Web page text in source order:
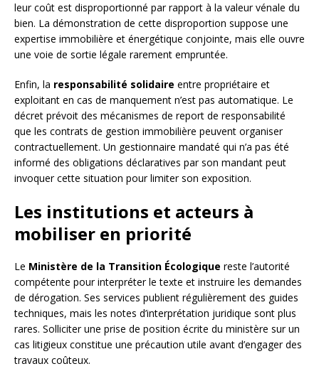
leur coût est disproportionné par rapport à la valeur vénale du
bien. La démonstration de cette disproportion suppose une
expertise immobilière et énergétique conjointe, mais elle ouvre
une voie de sortie légale rarement empruntée.
Enfin, la responsabilité solidaire entre propriétaire et
exploitant en cas de manquement n’est pas automatique. Le
décret prévoit des mécanismes de report de responsabilité
que les contrats de gestion immobilière peuvent organiser
contractuellement. Un gestionnaire mandaté qui n’a pas été
informé des obligations déclaratives par son mandant peut
invoquer cette situation pour limiter son exposition.
Les institutions et acteurs à
mobiliser en priorité
Le Ministère de la Transition Écologique reste l’autorité
compétente pour interpréter le texte et instruire les demandes
de dérogation. Ses services publient régulièrement des guides
techniques, mais les notes d’interprétation juridique sont plus
rares. Solliciter une prise de position écrite du ministère sur un
cas litigieux constitue une précaution utile avant d’engager des
travaux coûteux.